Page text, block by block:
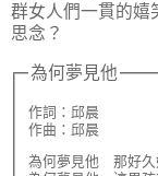
群女人們一貫的嬉
思念？
為何夢見他
作詞：邱晨
作曲：邱晨
為何夢見他　那好